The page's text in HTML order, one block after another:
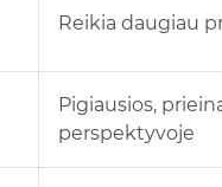
Reikia daugiau
Pigiausios,
perspektyvoje